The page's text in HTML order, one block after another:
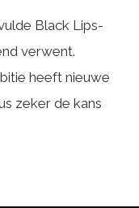
Black Lips-
verwent.
heeft nieuwe
zeker de kans